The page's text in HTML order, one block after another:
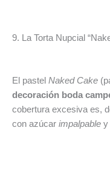
9. La Torta Nupcial
El pastel Naked Cake
decoración boda
cobertura excesiva es,
con azúcar impalpable y